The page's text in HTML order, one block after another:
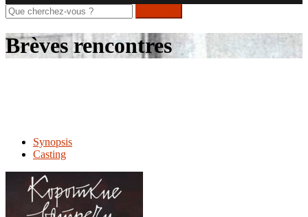
Rechercher
sur
le
site
Brèves rencontres
Synopsis
Casting